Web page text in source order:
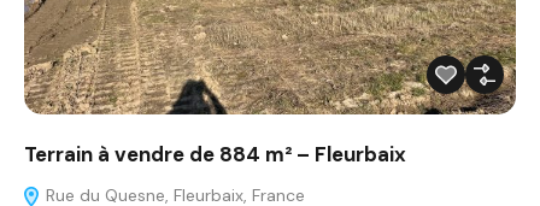
Terrain à vendre de 884 m² – Fleurbaix
Rue du Quesne, Fleurbaix, France